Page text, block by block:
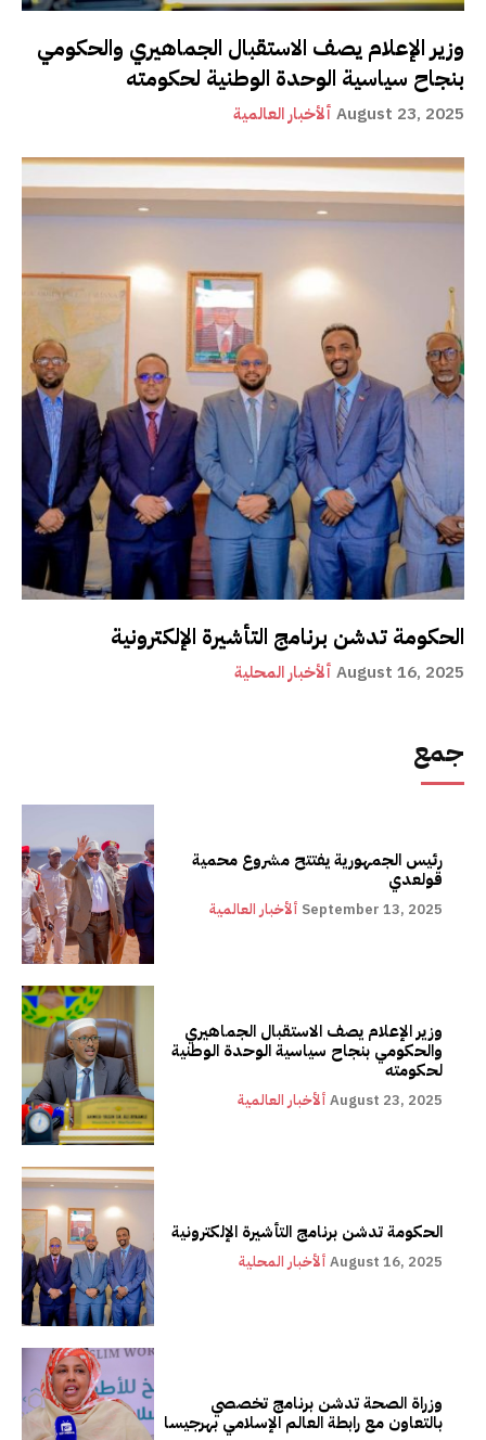
وزير الإعلام يصف الاستقبال الجماهيري والحكومي
بنجاح سياسية الوحدة الوطنية لحكومته
ألأخبار العالمية August 23, 2025
الحكومة تدشن برنامج التأشيرة الإلكترونية
ألأخبار المحلية August 16, 2025
جمع
رئيس الجمهورية يفتتح مشروع محمية
قولعدي
ألأخبار العالمية September 13, 2025
وزير الإعلام يصف الاستقبال الجماهيري
والحكومي بنجاح سياسية الوحدة الوطنية
لحكومته
ألأخبار العالمية August 23, 2025
الحكومة تدشن برنامج التأشيرة الإلكترونية
ألأخبار المحلية August 16, 2025
وزراة الصحة تدشن برنامج تخصصي
بالتعاون مع رابطة العالم الإسلامي بهرجيسا